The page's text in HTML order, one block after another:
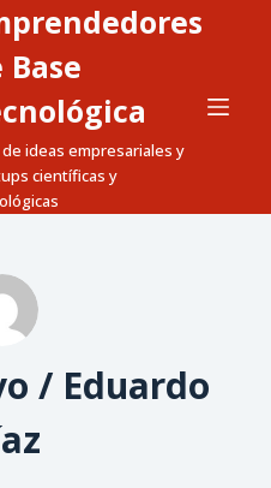
Base
ideas empresariales y
científicas y
/ Eduardo